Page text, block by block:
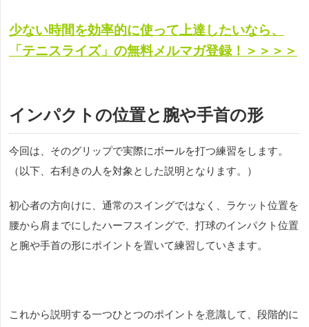
少ない時間を効率的に使って上達したいなら、
「テニスライズ」の無料メルマガ登録！＞＞＞＞
インパクトの位置と腕や手首の形
今回は、そのグリップで実際にボールを打つ練習をします。
（以下、右利きの人を対象とした説明となります。）
初心者の方向けに、通常のスイングではなく、 ラケット位置を
腰から肩までにしたハーフスイングで、 打球のインパクト位置
と腕や手首の形にポイントを置いて練習していきます。
これから説明する一つひとつのポイントを意識して、段階的に